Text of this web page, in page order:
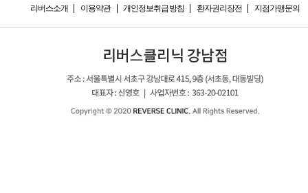
리버스소개 이용약관 개인정보취급방침 환자권리장전 지점가맹문의